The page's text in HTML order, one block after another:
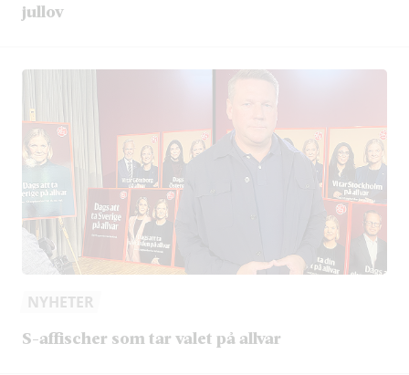
jullov
NYHETER
S-affischer som tar valet på allvar